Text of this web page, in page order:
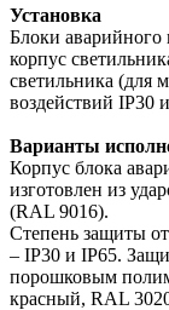
Установка
Блоки аварийного
корпус
светильника (для
воздействий IP30
Варианты
Корпус блока
изготовлен из
(RAL 9016).
Степень защиты
– IP30 и IP65.
порошковым
красный, RAL